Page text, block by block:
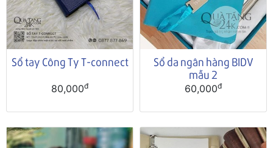
Sổ tay Công Ty T-connect
80,000đ
Sổ da ngân hàng BIDV
mẫu 2
60,000đ